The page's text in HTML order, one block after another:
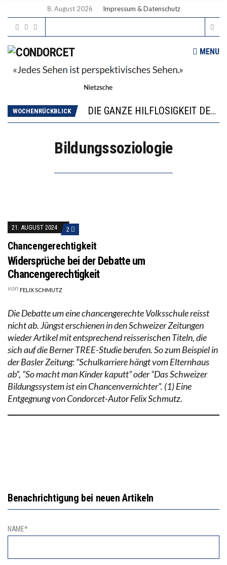
8. August 2026 Impressum & Datenschutz
MENU
WOCHENRÜCKBLICK
DIE GANZE HILFLOSIGKEIT DES BILDUNGSBÜRGERTUMS
WORAUS WÄCHST, WAS KINDER TRÄGT
Bildungssoziologie
21. AUGUST 2024 2
Chancengerechtigkeit
Widersprüche bei der Debatte um
Chancengerechtigkeit
von FELIX SCHMUTZ
Die Debatte um eine chancengerechte Volksschule reisst
nicht ab. Jüngst erschienen in den Schweizer Zeitungen
wieder Artikel mit entsprechend reisserischen Titeln, die
sich auf die Berner TREE-Studie berufen. So zum Beispiel in
der Basler Zeitung: “Schulkarriere hängt vom Elternhaus
ab”, “So macht man Kinder kaputt” oder “Das Schweizer
Bildungssystem ist ein Chancenvernichter”. (1) Eine
Entgegnung von Condorcet-Autor Felix Schmutz.
Benachrichtigung bei neuen Artikeln
NAME*